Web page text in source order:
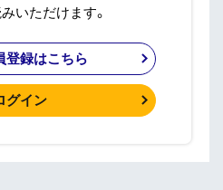
いただけます。
登録はこちら
グイン